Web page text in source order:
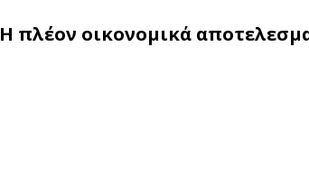
Η πλέον οικονομικά